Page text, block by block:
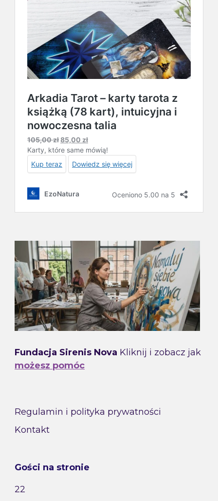
Fundacja Sirenis Nova Kliknij i zobacz jak
możesz pomóc
Regulamin i polityka prywatności
Kontakt
Gości na stronie
22